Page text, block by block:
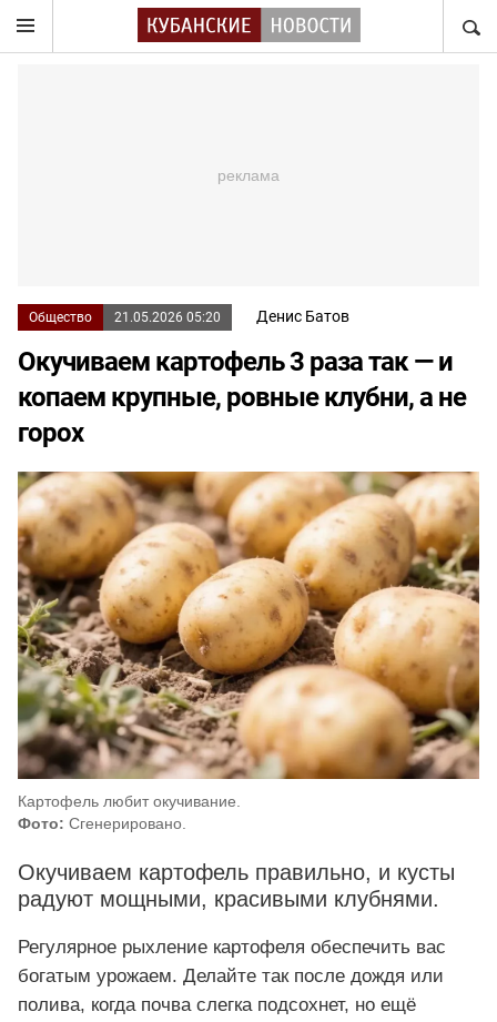
Общество 21.05.2026 05:20 Денис Батов
Окучиваем картофель 3 раза так — и
копаем крупные, ровные клубни, а не
горох
Картофель любит окучивание.
Фото: Сгенерировано.
Окучиваем картофель правильно, и кусты
радуют мощными, красивыми клубнями.
Регулярное рыхление картофеля обеспечить вас
богатым урожаем. Делайте так после дождя или
полива, когда почва слегка подсохнет, но ещё